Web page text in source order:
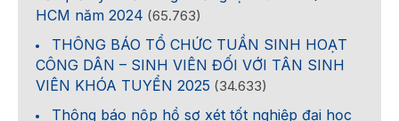
HCM năm 2024 (65.763)
THÔNG BÁO TỔ CHỨC TUẦN SINH HOẠT
CÔNG DÂN – SINH VIÊN ĐỐI VỚI TÂN SINH
VIÊN KHÓA TUYỂN 2025 (34.633)
Thông báo nộp hồ sơ xét tốt nghiệp đại học